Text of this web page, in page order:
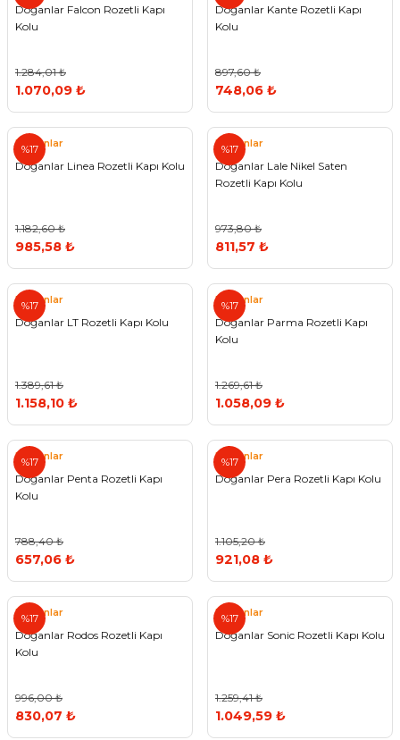
Doğanlar Falcon Rozetli Kapı
Kolu
1.284,01 ₺
1.070,09 ₺
Doğanlar Kante Rozetli Kapı
Kolu
897,60 ₺
748,06 ₺
%17
Doğanlar
Doğanlar Linea Rozetli Kapı Kolu
1.182,60 ₺
985,58 ₺
%17
Doğanlar
Doğanlar Lale Nikel Saten
Rozetli Kapı Kolu
973,80 ₺
811,57 ₺
%17
Doğanlar
Doğanlar LT Rozetli Kapı Kolu
1.389,61 ₺
1.158,10 ₺
%17
Doğanlar
Doğanlar Parma Rozetli Kapı
Kolu
1.269,61 ₺
1.058,09 ₺
%17
Doğanlar
Doğanlar Penta Rozetli Kapı
Kolu
788,40 ₺
657,06 ₺
%17
Doğanlar
Doğanlar Pera Rozetli Kapı Kolu
1.105,20 ₺
921,08 ₺
%17
Doğanlar
Doğanlar Rodos Rozetli Kapı
Kolu
996,00 ₺
830,07 ₺
%17
Doğanlar
Doğanlar Sonic Rozetli Kapı Kolu
1.259,41 ₺
1.049,59 ₺